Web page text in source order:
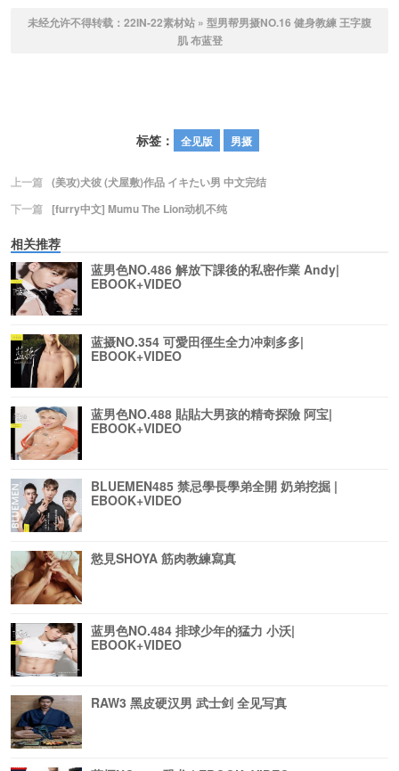
未经允许不得转载： 22IN-22素材站 » 型男帮男摄NO.16 健身教練 王字腹
肌 布蓝登
标签： 全见版 男摄
上一篇 (美攻)犬彼 (犬屋敷)作品 イキたい男 中文完结
下一篇
[furry中文] Mumu The Lion动机不纯
相关推荐
蓝男色NO.486 解放下課後的私密作業 Andy|
EBOOK+VIDEO
蓝摄NO.354 可愛田徑生全力冲刺多多|
EBOOK+VIDEO
蓝男色NO.488 貼貼大男孩的精奇探險 阿宝|
EBOOK+VIDEO
BLUEMEN485 禁忌學長學弟全開 奶弟挖掘 |
EBOOK+VIDEO
慾見SHOYA 筋肉教練寫真
蓝男色NO.484 排球少年的猛力 小沃|
EBOOK+VIDEO
RAW3 黑皮硬汉男 武士剑 全见写真